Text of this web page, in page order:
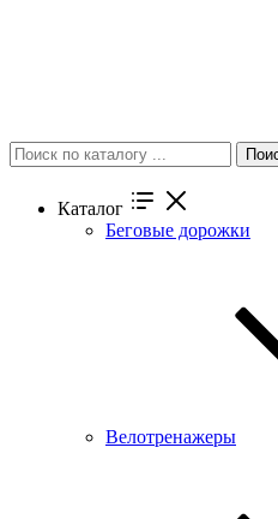
Каталог
Беговые дорожки
Велотренажеры